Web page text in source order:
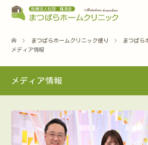
まつばらホームクリニック便り
まつばら
メディア情報
メディア情報